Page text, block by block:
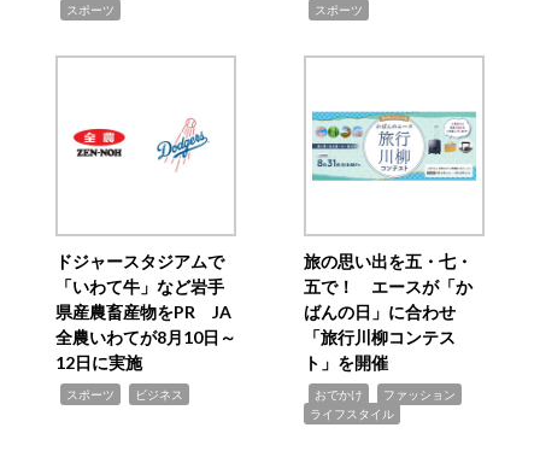
スポーツ スポーツ
ドジャースタジアムで
「いわて牛」など岩手
県産農畜産物をPR JA
全農いわてが8月10日～
12日に実施
スポーツ ビジネス
旅の思い出を五・七・
五で！ エースが「か
ばんの日」に合わせ
「旅行川柳コンテス
ト」を開催
おでかけ ファッション
ライフスタイル